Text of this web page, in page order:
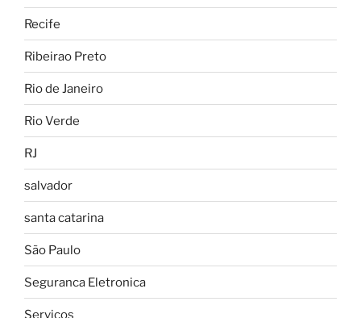
Recife
Ribeirao Preto
Rio de Janeiro
Rio Verde
RJ
salvador
santa catarina
São Paulo
Seguranca Eletronica
Serviços